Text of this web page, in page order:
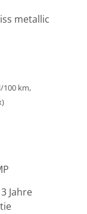
metallic
100 km,
Jahre